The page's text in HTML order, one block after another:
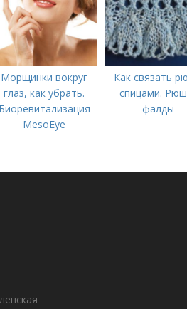
Морщинки вокруг
глаз, как убрать.
Биоревитализация
MesoEye
Как связать
спицами.
фалды